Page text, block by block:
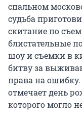
спальном
судьба
скитание по
блистательные
шоу и съемки в
битву за
права на
отмечает день
которого могло